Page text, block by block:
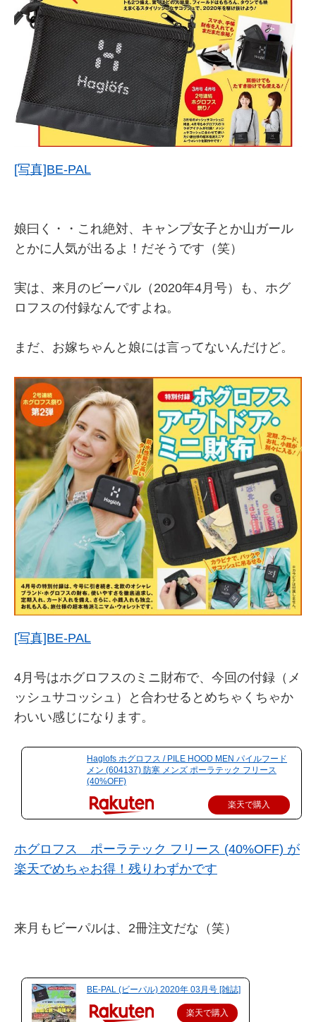
[写真]BE-PAL
娘曰く・・これ絶対、キャンプ女子とか山ガール
とかに人気が出るよ！だそうです（笑）
実は、来月のビーパル（2020年4月号）も、ホグ
ロフスの付録なんですよね。
まだ、お嫁ちゃんと娘には言ってないんだけど。
[写真]BE-PAL
4月号はホグロフスのミニ財布で、今回の付録（メ
ッシュサコッシュ）と合わせるとめちゃくちゃか
わいい感じになります。
Haglofs ホグロフス / PILE HOOD MEN パイルフード
メン (604137) 防寒 メンズ ポーラテック フリース
(40%OFF)
楽天で購入
ホグロフス ポーラテック フリース (40%OFF) が
楽天でめちゃお得！残りわずかです
来月もビーパルは、2冊注文だな（笑）
BE-PAL (ビーパル) 2020年 03月号 [雑誌]
楽天で購入